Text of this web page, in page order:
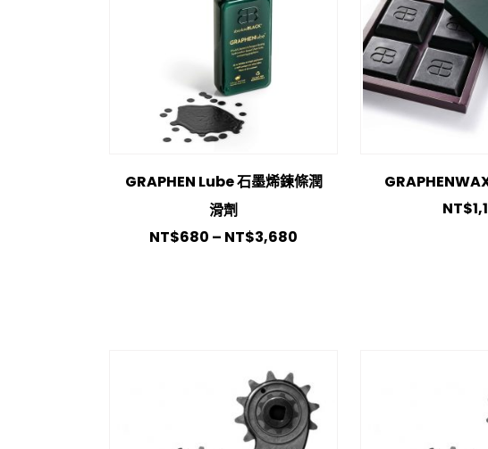
GRAPHEN Lube 石墨烯鍊條潤
滑劑
NT$680 – NT$3,680
NT$